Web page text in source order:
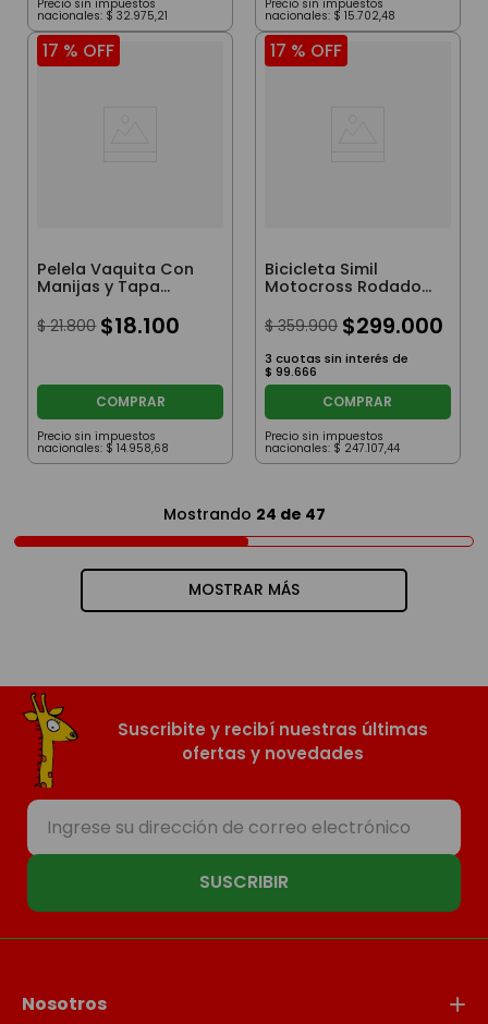
Precio sin impuestos
nacionales: $ 32.975,21
Precio sin impuestos
nacionales: $ 15.702,48
17 % OFF
Pelela Vaquita Con
Manijas y Tapa
Plastico Reforzado
Verde
$ 21.800 $18.100
COMPRAR
Precio sin impuestos
nacionales: $ 14.958,68
17 % OFF
Bicicleta Simil
Motocross Rodado
Violeta
$ 359.900 $299.000
3 cuotas sin interés de
$ 99.666
COMPRAR
Precio sin impuestos
nacionales: $ 247.107,44
Mostrando 24 de 47
MOSTRAR MÁS
Suscribite y recibí nuestras últimas
ofertas y novedades
SUSCRIBIR
Nosotros